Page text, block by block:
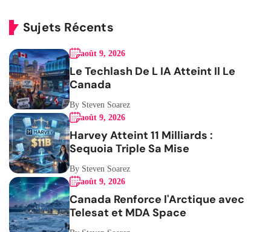
Sujets Récents
août 9, 2026
Le Techlash De L IA Atteint Il Le
Canada
By Steven Soarez
août 9, 2026
Harvey Atteint 11 Milliards :
Sequoia Triple Sa Mise
By Steven Soarez
août 9, 2026
Canada Renforce l'Arctique avec
Telesat et MDA Space